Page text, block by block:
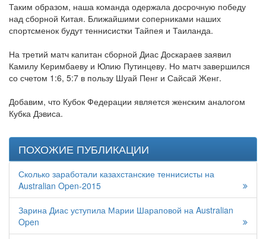
Таким образом, наша команда одержала досрочную победу
над сборной Китая. Ближайшими соперниками наших
спортсменок будут теннисистки Тайпея и Таиланда.
На третий матч капитан сборной Диас Доскараев заявил
Камилу Керимбаеву и Юлию Путинцеву. Но матч завершился
со счетом 1:6, 5:7 в пользу Шуай Пенг и Сайсай Женг.
Добавим, что Кубок Федерации является женским аналогом
Кубка Дэвиса.
ПОХОЖИЕ ПУБЛИКАЦИИ
Сколько заработали казахстанские теннисисты на
Australian Open-2015
Зарина Диас уступила Марии Шараповой на Australian
Open